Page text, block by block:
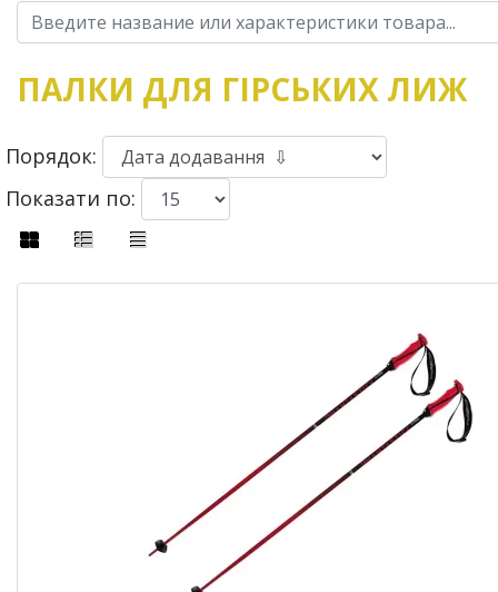
ПАЛКИ ДЛЯ ГІРСЬКИХ ЛИЖ
Порядок:
Показати по: